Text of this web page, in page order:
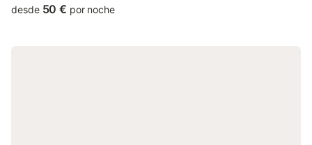
Train Station and offers a housekeeping service.
desde 50 € por noche